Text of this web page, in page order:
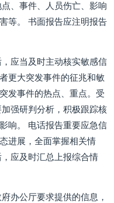
、事件、人员伤亡、影响
等。 书面报告应注明报告
应当及时主动核实敏感信
更大突发事件的征兆和敏
发事件的热点、重点。受
强研判分析，积极跟踪核
响。 电话报告重要应急信
进展，全面掌握相关情
应及时汇总上报综合情
办公厅要求提供的信息，